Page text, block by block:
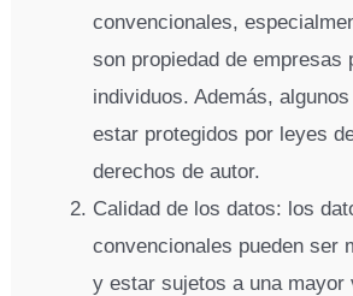
convencionales,
son propiedad de empresas
individuos. Además,
estar protegidos por leyes
derechos de autor.
Calidad de los datos: los
convencionales pueden ser
y estar sujetos a una mayor